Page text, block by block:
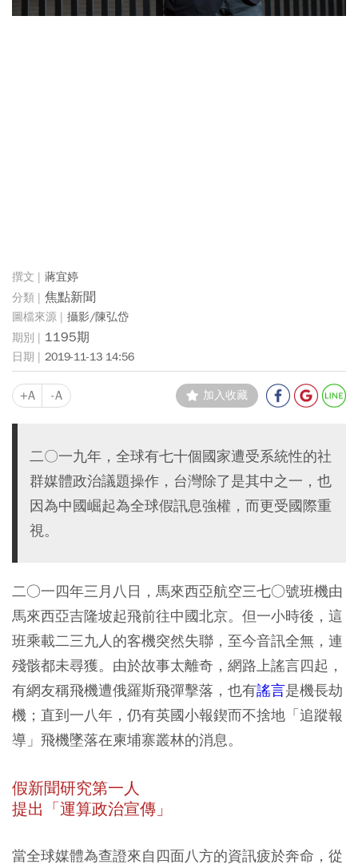
蔣宜婷
焦點新聞
攝影/陳弘岱
1195期
2019-11-13 14:56
+A -A 加入收藏
二〇一九年，全球有七十個國家遭受系統性的社
群媒體政治議題操作，台灣除了是其中之一，也
因為中國崛起為全球假訊息強權，而更受國際重
視。
二○一四年三月八日，馬來西亞航空三七○號班機由
馬來西亞吉隆坡起飛前往中國北京。但一小時後，這
班乘載二三九人的客機突然失聯，至今音訊全無，連
殘骸都未尋獲。由於故事太離奇，網路上謠言四起，
有網友稱飛機遭俄羅斯飛彈擊落，也有謠言是機長劫
機；直到一八年，仍有英國小報鍥而不捨地「追蹤報
導」飛機墜落在柬埔寨叢林的消息。
假新聞研究第一人
提出「運算政治宣傳」
當全球媒體為查證來自四面八方的資訊疲於奔命，從